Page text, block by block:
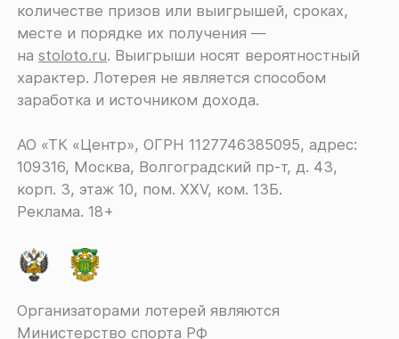
количестве призов или выигрышей, сроках,
месте и порядке их получения ―
наstoloto.ru. Выигрыши носят вероятностный
характер. Лотерея не является способом
заработка и источником дохода.
АО «ТК «Центр», ОГРН 1127746385095, адрес:
109316, Москва, Волгоградский пр-т, д. 43,
корп. 3, этаж 10, пом. XXV, ком. 13Б.
Реклама. 18+
Организаторами лотерей являются
Министерство спорта РФ